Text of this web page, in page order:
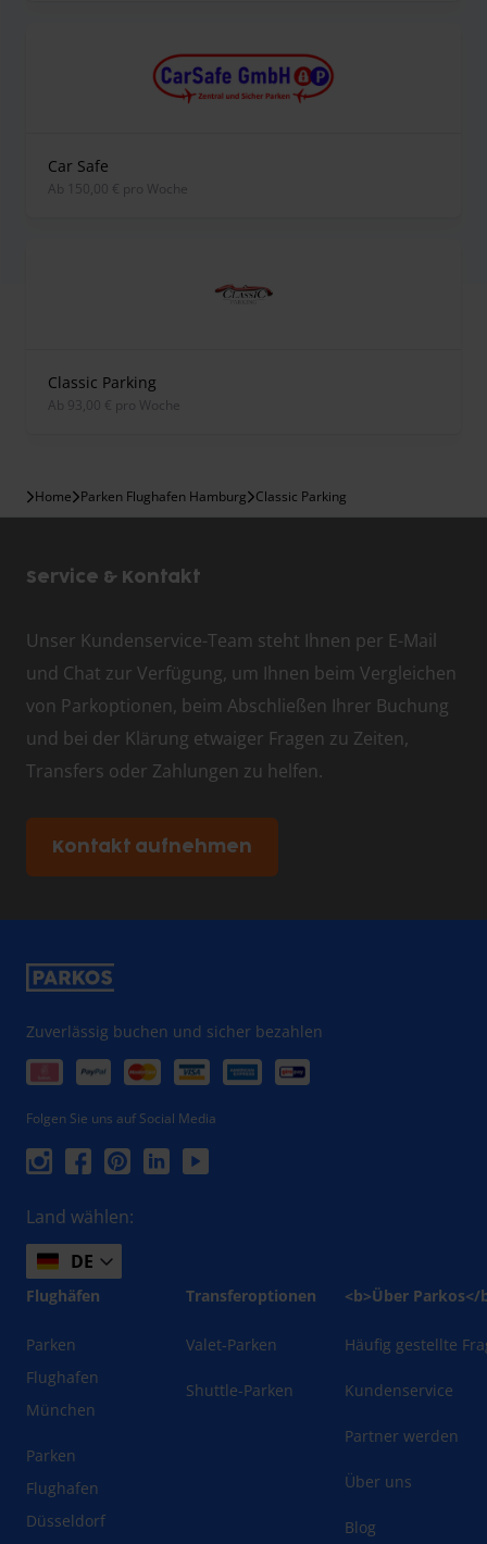
Car Safe
ab 150,00 € pro Woche
Classic Parking
ab 93,00 € pro Woche
Home Parken Flughafen Hamburg Classic Parking
Service & Kontakt
Unser Kundenservice-Team steht Ihnen per E-Mail
und Chat zur Verfügung, um Ihnen beim Vergleichen
von Parkoptionen, beim Abschließen Ihrer Buchung
und bei der Klärung etwaiger Fragen zu Zeiten,
Transfers oder Zahlungen zu helfen.
Kontakt aufnehmen
Zuverlässig buchen und sicher bezahlen
Folgen Sie uns auf Social Media
Land wählen:
DE
Flughäfen
Parken
Flughafen
München
Parken
Flughafen
Düsseldorf
Transferoptionen
Valet-Parken
Shuttle-Parken
<b>Über Parkos</
Häufig gestellte
Kundenservice
Partner werden
Über uns
Blog